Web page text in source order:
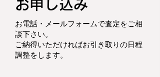
お申し込み
お電話・メールフォームで査定をご相
談下さい。
ご納得いただければお引き取りの日程
調整をします。